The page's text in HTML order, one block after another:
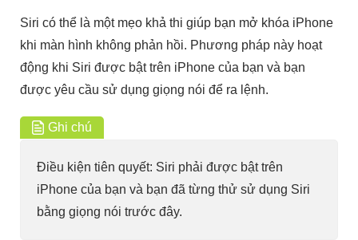
Siri có thể là một mẹo khả thi giúp bạn mở khóa iPhone
khi màn hình không phản hồi. Phương pháp này hoạt
động khi Siri được bật trên iPhone của bạn và bạn
được yêu cầu sử dụng giọng nói để ra lệnh.
Ghi chú
Điều kiện tiên quyết: Siri phải được bật trên
iPhone của bạn và bạn đã từng thử sử dụng Siri
bằng giọng nói trước đây.